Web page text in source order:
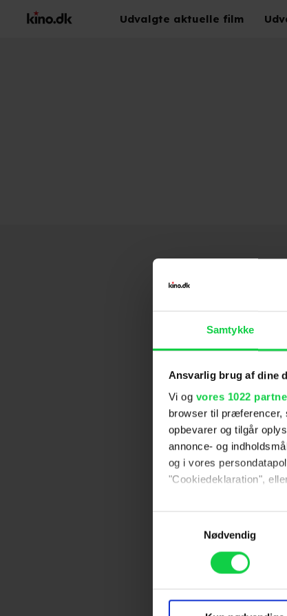
Samtykke
Ansvarlig brug af dine
Vi og vores 1022
browser til præferencer,
opbevarer og tilgår
annonce- og
og i vores
"Cookiedeklaration",
Hvis du tillader det, vil
Indsamle
Dine valg anvendes på
Vi ønsker dit samtykke
Nødvendig
Udvalgte aktuelle film